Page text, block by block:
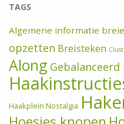
TAGS
Algemene informatie
opzetten Breisteken
Along
Haakplein Nostalgia